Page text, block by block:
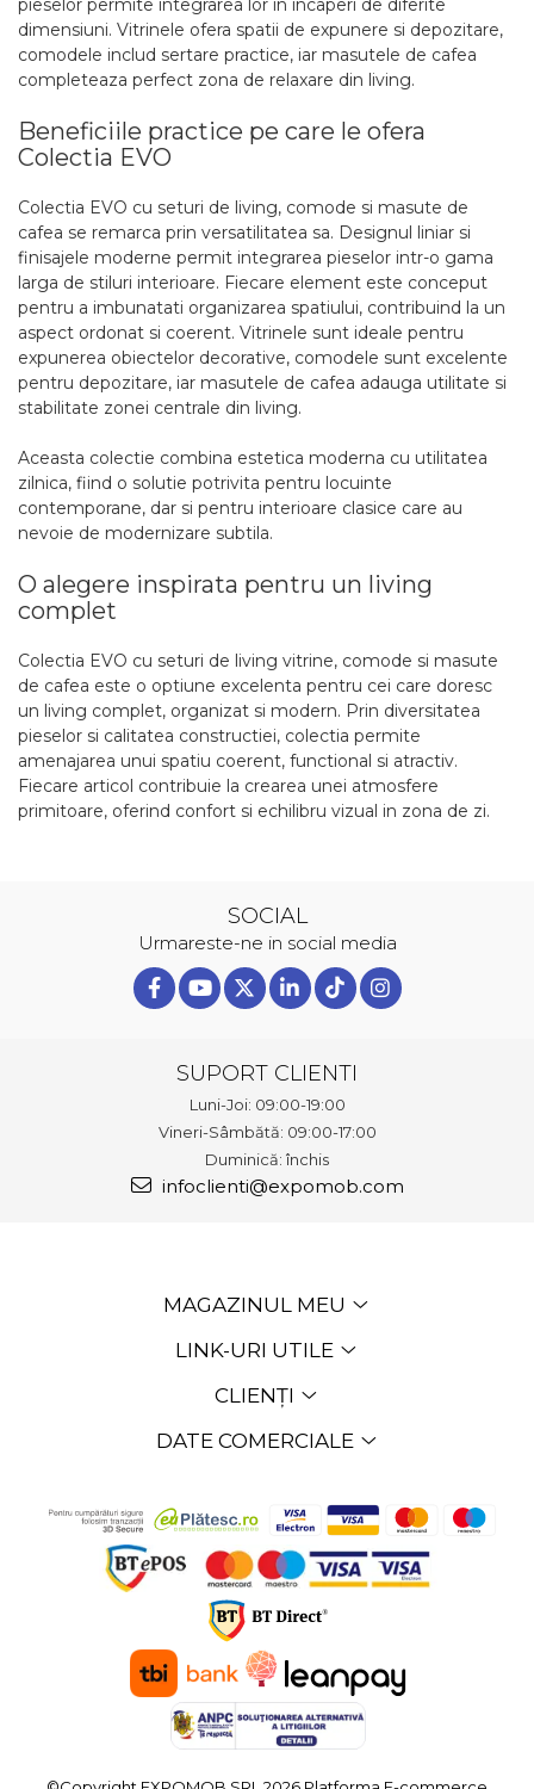
pieselor permite integrarea lor in incaperi de diferite
dimensiuni. Vitrinele ofera spatii de expunere si depozitare,
comodele includ sertare practice, iar masutele de cafea
completeaza perfect zona de relaxare din living.
Beneficiile practice pe care le ofera
Colectia EVO
Colectia EVO cu seturi de living, comode si masute de
cafea se remarca prin versatilitatea sa. Designul liniar si
finisajele moderne permit integrarea pieselor intr-o gama
larga de stiluri interioare. Fiecare element este conceput
pentru a imbunatati organizarea spatiului, contribuind la un
aspect ordonat si coerent. Vitrinele sunt ideale pentru
expunerea obiectelor decorative, comodele sunt excelente
pentru depozitare, iar masutele de cafea adauga utilitate si
stabilitate zonei centrale din living.
Aceasta colectie combina estetica moderna cu utilitatea
zilnica, fiind o solutie potrivita pentru locuinte
contemporane, dar si pentru interioare clasice care au
nevoie de modernizare subtila.
O alegere inspirata pentru un living
complet
Colectia EVO cu seturi de living vitrine, comode si masute
de cafea este o optiune excelenta pentru cei care doresc
un living complet, organizat si modern. Prin diversitatea
pieselor si calitatea constructiei, colectia permite
amenajarea unui spatiu coerent, functional si atractiv.
Fiecare articol contribuie la crearea unei atmosfere
primitoare, oferind confort si echilibru vizual in zona de zi.
SOCIAL
Urmareste-ne in social media
SUPORT CLIENTI
Luni-Joi: 09:00-19:00
Vineri-Sâmbătă: 09:00-17:00
Duminică: închis
infoclienti@expomob.com
MAGAZINUL MEU
LINK-URI UTILE
CLIENȚI
DATE COMERCIALE